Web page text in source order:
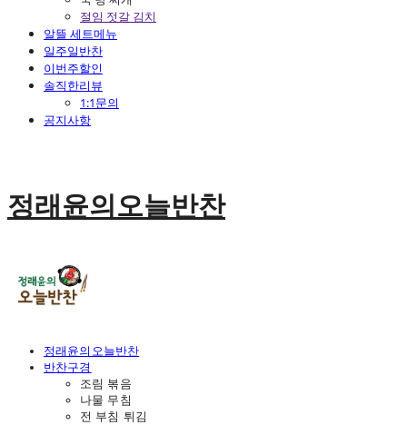
절임 젓갈 김치
알뜰 세트메뉴
일주일반찬
이번주할인
솔직한리뷰
1:1문의
공지사항
정래윤의오늘반찬
정래윤의오늘반찬
반찬구경
조림 볶음
나물 무침
전 부침 튀김